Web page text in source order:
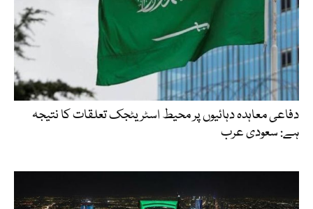
دفاعی معاہدہ دہائیوں پر محیط اسٹریٹجک تعلقات کا نتیجہ
ہے: سعودی عرب